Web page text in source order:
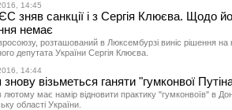
14:45
зняв санкції і з Сергія Клюєва. Щодо
немає
розташований в Люксембурзі виніс рішення на
депутата України Сергія Клюєва.
14:44
знову візьметься ганяти "гумконвої
лютому має намір відновити практику "гумконвоїв" в
області України.